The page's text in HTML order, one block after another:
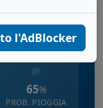
65%
PROB. PIOGGIA
l'AdBlocker